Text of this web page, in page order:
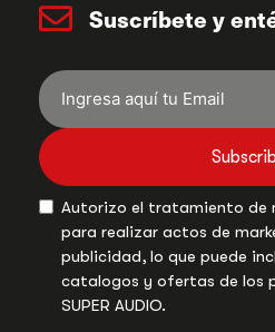
Suscríbete y
Autorizo el tratamiento de
para realizar actos de
publicidad, lo que puede
catalogos y ofertas de los
SUPER AUDIO.